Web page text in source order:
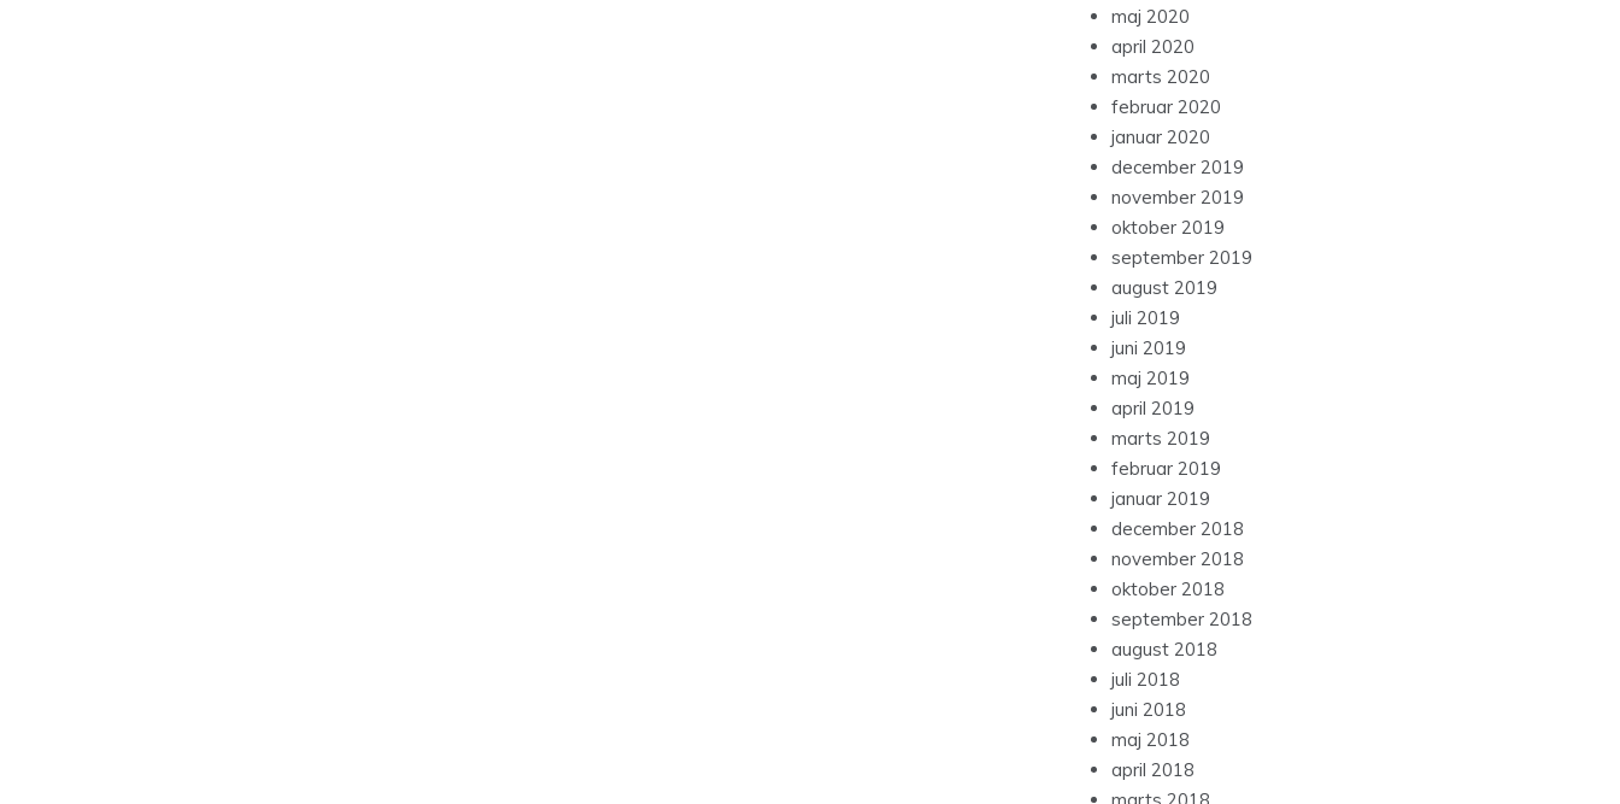
maj 2020
april 2020
marts 2020
februar 2020
januar 2020
december 2019
november 2019
oktober 2019
september 2019
august 2019
juli 2019
juni 2019
maj 2019
april 2019
marts 2019
februar 2019
januar 2019
december 2018
november 2018
oktober 2018
september 2018
august 2018
juli 2018
juni 2018
maj 2018
april 2018